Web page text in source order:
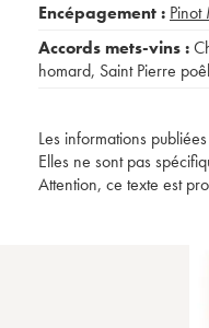
Encépagement :
Accords mets-vins :
homard, Saint Pierre
Les informations
Elles ne sont pas
Attention, ce texte est